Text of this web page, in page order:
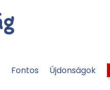
Fontos Újdonságok